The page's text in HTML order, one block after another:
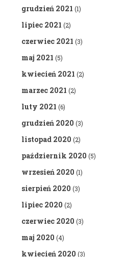
grudzień 2021 (1)
lipiec 2021 (2)
czerwiec 2021 (3)
maj 2021 (5)
kwiecień 2021 (2)
marzec 2021 (2)
luty 2021 (6)
grudzień 2020 (3)
listopad 2020 (2)
październik 2020 (5)
wrzesień 2020 (1)
sierpień 2020 (3)
lipiec 2020 (2)
czerwiec 2020 (3)
maj 2020 (4)
kwiecień 2020 (3)